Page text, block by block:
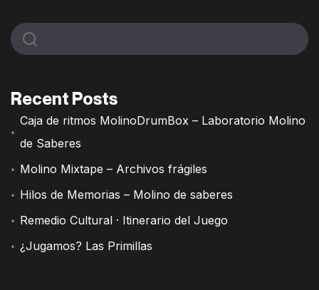
Recent Posts
Caja de ritmos MolinoDrumBox – Laboratorio Molino
de Saberes
Molino Mixtape – Archivos frágiles
Hilos de Memorias – Molino de saberes
Remedio Cultural · Itinerario del Juego
¿Jugamos? Las Primillas